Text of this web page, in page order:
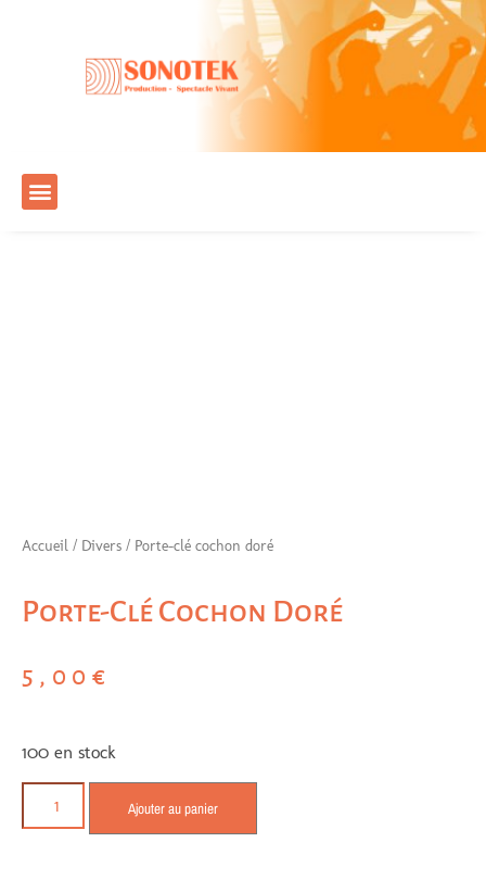
Accueil / Divers / Porte-clé cochon doré
Porte-Clé Cochon Doré
5,00 €
100 en stock
Ajouter au panier